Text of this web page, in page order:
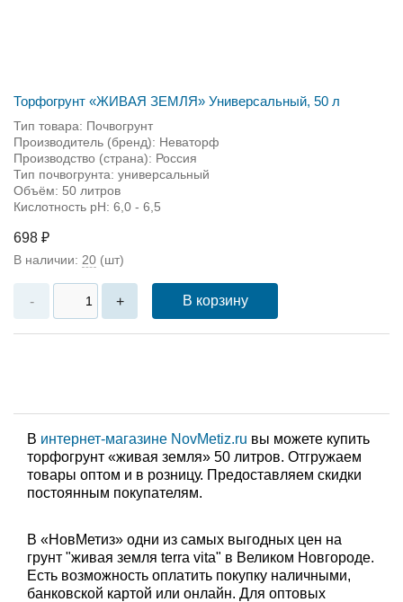
Торфогрунт «ЖИВАЯ ЗЕМЛЯ» Универсальный, 50 л
Тип товара: Почвогрунт
Производитель (бренд): Неваторф
Производство (страна): Россия
Тип почвогрунта: универсальный
Объём: 50 литров
Кислотность pH: 6,0 - 6,5
698 ₽
В наличии: 20 (шт)
- + В корзину
В интернет-магазине NovMetiz.ru вы можете купить
торфогрунт «живая земля» 50 литров. Отгружаем
товары оптом и в розницу. Предоставляем скидки
постоянным покупателям.
В «НовМетиз» одни из самых выгодных цен на
грунт "живая земля terra vita" в Великом Новгороде.
Есть возможность оплатить покупку наличными,
банковской картой или онлайн. Для оптовых